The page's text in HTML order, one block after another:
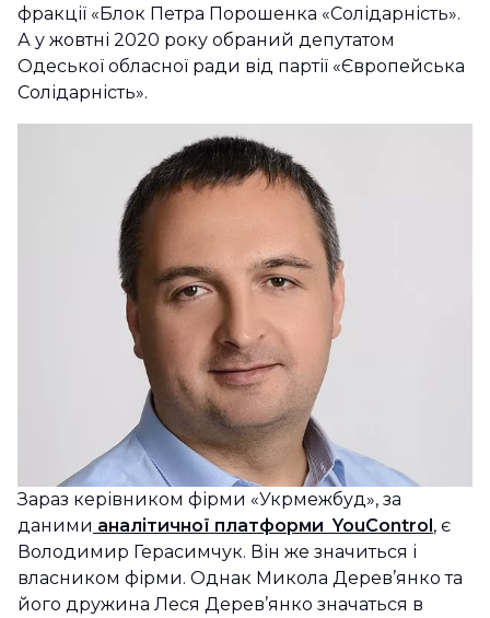
фракції «Блок Петра Порошенка «Солідарність».
А у жовтні 2020 року обраний депутатом
Одеської обласної ради від партії «Європейська
Солідарність».
Зараз керівником фірми «Укрмежбуд», за
даними аналітичної платформи YouControl , є
Володимир Герасимчук. Він же значиться і
власником фірми. Однак Микола Дерев’янко та
його дружина Леся Дерев’янко значаться в